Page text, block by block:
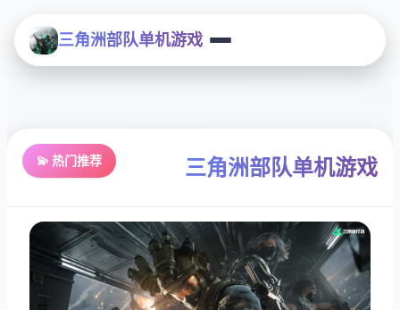
三角洲部队单机游戏
💫 热门推荐 三角洲部队单机游戏